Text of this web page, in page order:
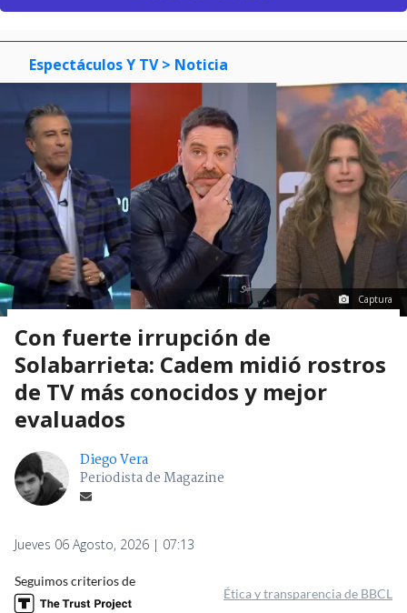
Espectáculos Y TV > Noticia
Captura
Con fuerte irrupción de
Solabarrieta: Cadem midió rostros
de TV más conocidos y mejor
evaluados
Diego Vera
Periodista de Magazine
Jueves 06 Agosto, 2026 | 07:13
Seguimos criterios de
Ética y transparencia de BBCL